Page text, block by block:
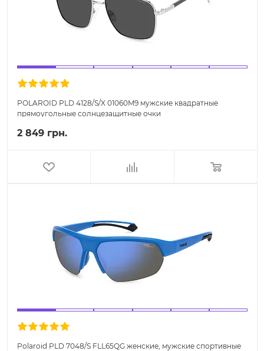
POLAROID PLD 4128/S/X 01060M9 мужские квадратные
прямоугольные солнцезащитные очки
2 849 грн.
Polaroid PLD 7048/S FLL65QG женские, мужские спортивные